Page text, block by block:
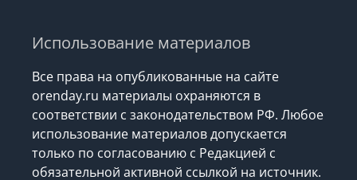
Использование материалов
Все права на опубликованные на сайте
orenday.ru материалы охраняются в
соответствии с законодательством РФ. Любое
использование материалов допускается
только по согласованию с Редакцией с
обязательной активной ссылкой на источник.